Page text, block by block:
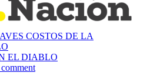
COSTOS DE LA
EL DIABLO